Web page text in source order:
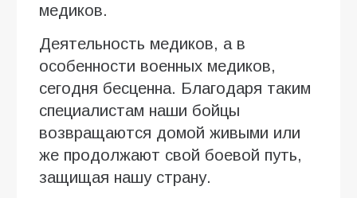
медиков.
Деятельность медиков, а в
особенности военных медиков,
сегодня бесценна. Благодаря таким
специалистам наши бойцы
возвращаются домой живыми или
же продолжают свой боевой путь,
защищая нашу страну.